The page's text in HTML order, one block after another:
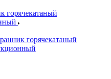
горячекатаный
горячекатаный